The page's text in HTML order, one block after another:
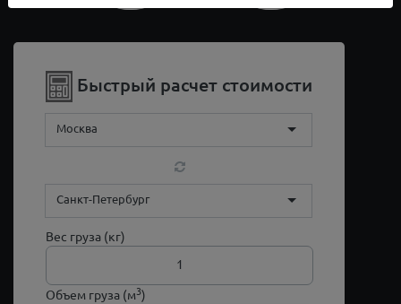
Быстрый расчет стоимости
Москва
Санкт-Петербург
Вес груза (кг)
Объем груза (м3)